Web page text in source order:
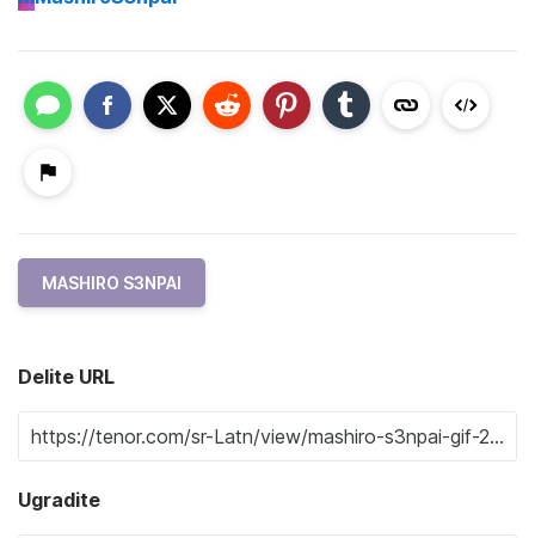
MASHIRO S3NPAI
Delite URL
Ugradite